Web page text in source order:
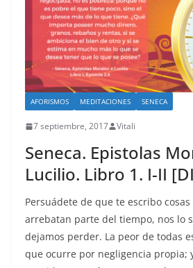
AFORISMOS MEDITACIONES SENECA
7 septiembre, 2017 Vitali
Seneca. Epistolas
Lucilio. Libro 1. I-II
Persuádete de que te escribo
arrebatan parte del tiempo, nos lo
dejamos perder. La peor de todas
que ocurre por negligencia propia;